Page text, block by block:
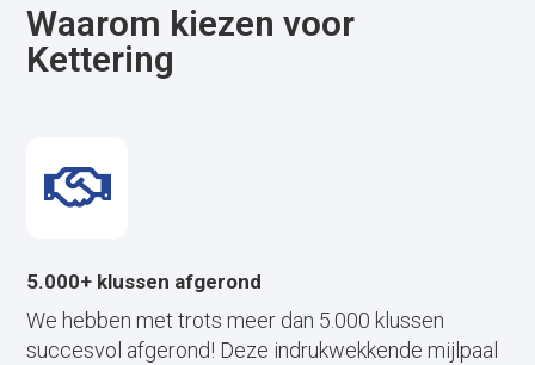
Waarom kiezen voor
Kettering
5.000+ klussen afgerond
We hebben met trots meer dan 5.000 klussen
succesvol afgerond! Deze indrukwekkende mijlpaal